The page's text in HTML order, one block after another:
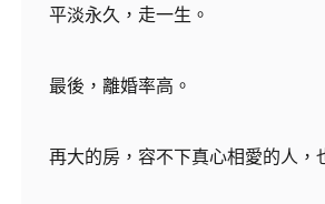
平淡永久，走一生。
最後，離婚率高。
再大的房，容不下真心相愛的人，